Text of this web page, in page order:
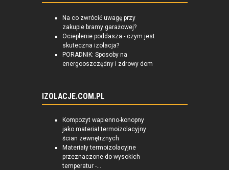
Na co zwrócić uwagę przy
zakupie bramy garażowej?
Ocieplenie poddasza - czym jest
skuteczna izolacja?
PORADNIK: Sposoby na
energooszczędny i zdrowy dom
IZOLACJE.COM.PL
Kompozyt wapienno-konopny
jako materiał termoizolacyjny
ścian zewnętrznych
Materiały termoizolacyjne
przeznaczone do wysokich
temperatur -...